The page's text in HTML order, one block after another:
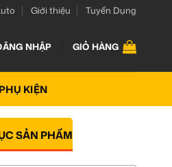
Giới thiệu Tuyển Dụng
NHẬP GIỎ HÀNG
KIỆN
SẢN PHẨM